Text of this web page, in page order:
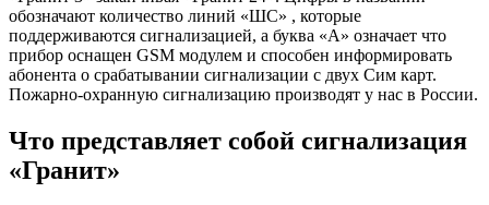
обозначают количество линий «ШС» , которые
поддерживаются сигнализацией, а буква «А» означает что
прибор оснащен GSM модулем и способен информировать
абонента о срабатывании сигнализации с двух Сим карт.
Пожарно-охранную сигнализацию производят у нас в России.
Что представляет собой сигнализация
«Гранит»